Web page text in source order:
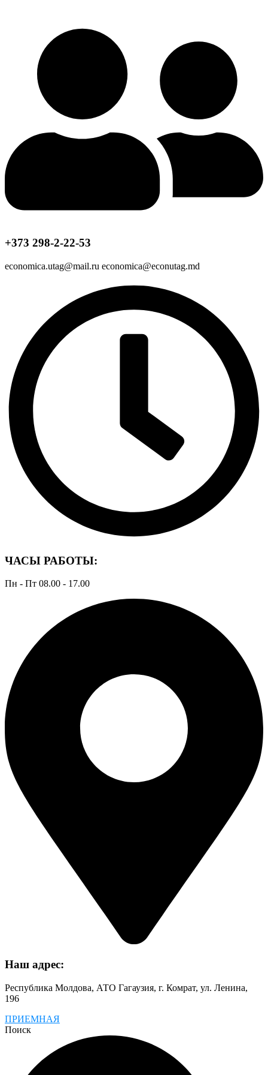
+373 298-2-22-53
economica.utag@mail.ru economica@econutag.md
ЧАСЫ РАБОТЫ:
Пн - Пт 08.00 - 17.00
Наш адрес:
Республика Молдова, АТО Гагаузия, г. Комрат, ул. Ленина,
196
ПРИЕМНАЯ
Поиск